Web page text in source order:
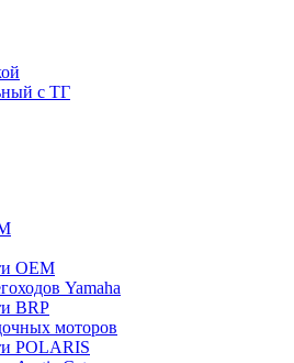
с ТГ
OEM
Yamaha
BRP
моторов
POLARIS